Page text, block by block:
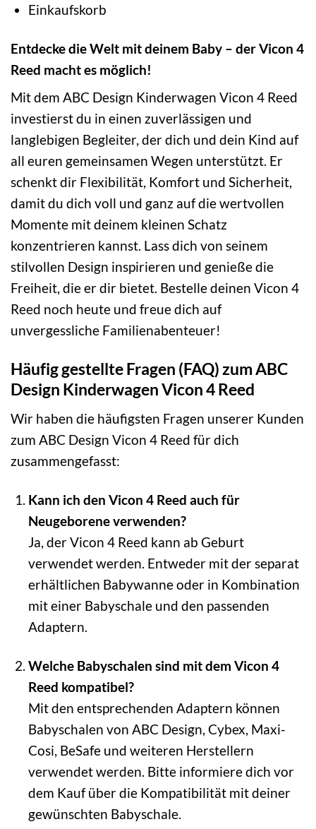
Einkaufskorb
Entdecke die Welt mit deinem Baby – der Vicon 4
Reed macht es möglich!
Mit dem ABC Design Kinderwagen Vicon 4 Reed
investierst du in einen zuverlässigen und
langlebigen Begleiter, der dich und dein Kind auf
all euren gemeinsamen Wegen unterstützt. Er
schenkt dir Flexibilität, Komfort und Sicherheit,
damit du dich voll und ganz auf die wertvollen
Momente mit deinem kleinen Schatz
konzentrieren kannst. Lass dich von seinem
stilvollen Design inspirieren und genieße die
Freiheit, die er dir bietet. Bestelle deinen Vicon 4
Reed noch heute und freue dich auf
unvergessliche Familienabenteuer!
Häufig gestellte Fragen (FAQ) zum ABC
Design Kinderwagen Vicon 4 Reed
Wir haben die häufigsten Fragen unserer Kunden
zum ABC Design Vicon 4 Reed für dich
zusammengefasst:
Kann ich den Vicon 4 Reed auch für
Neugeborene verwenden?
Ja, der Vicon 4 Reed kann ab Geburt
verwendet werden. Entweder mit der separat
erhältlichen Babywanne oder in Kombination
mit einer Babyschale und den passenden
Adaptern.
Welche Babyschalen sind mit dem Vicon 4
Reed kompatibel?
Mit den entsprechenden Adaptern können
Babyschalen von ABC Design, Cybex, Maxi-
Cosi, BeSafe und weiteren Herstellern
verwendet werden. Bitte informiere dich vor
dem Kauf über die Kompatibilität mit deiner
gewünschten Babyschale.